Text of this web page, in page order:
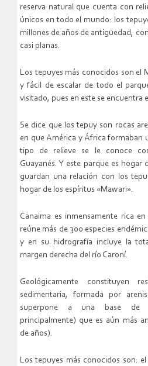
reserva natural que cuenta con
únicos en todo el mundo: los
millones de años de antigüedad,
casi planas.
Los tepuyes más conocidos son el
y fácil de escalar de todo el
visitado, pues en este se encuentra
Se dice que los tepuy son rocas
en que América y África formaban
tipo de relieve se le conoce
Guayanés. Y este parque es hogar
guardan una relación con los
hogar de los espíritus «Mawari».
Canaima es inmensamente rica
reúne más de 300 especies
y en su hidrografía incluye la
margen derecha del río Caroní.
Geológicamente constituyen
sedimentaria, formada por
superpone a una base de
principalmente) que es aún más
de años).
Los tepuyes más conocidos son: